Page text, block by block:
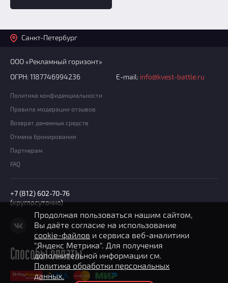
Санкт-Петербург
ООО «Рекламный горизонт»
ОГРН: 1187746994236
E-mail: info@kvest-battle.ru
Политика конфиденциальности
Правила модерации отзывов
Возврат денежных средств
Отмена бронирования
Партнерам
FAQ
+7 (812) 602-70-76
(круглосуточно)
Способы оплаты
Продолжая пользоваться нашим сайтом,
Вы даёте согласие на использование
cookie-файлов и сервиса веб-аналитики
"Яндекс Метрика". Для получения
дополнительной информации см.
Политика обработки персональных
данных.